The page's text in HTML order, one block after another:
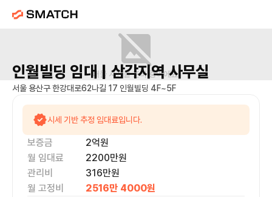
매물 사진을 준비 중이에요.
인월빌딩 임대 | 삼각지역사무실
서울 용산구 한강대로62나길 17 인월빌딩 4F~5F
시세 기반 추정 임대료입니다.
보증금 2억원
월 임대료
2200만원
관리비
316만원
월 고정비
2516만 4000원